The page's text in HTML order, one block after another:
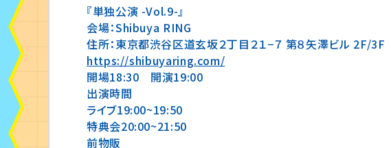
『単独公演 -Vol.9-』
会場：Shibuya RING
住所：東京都渋谷区道玄坂２丁目２１−７ 第８矢澤ビル 2F/3F
https://shibuyaring.com/
開場18:30 開演19:00
出演時間
ライブ19:00~19:50
特典会20:00~21:50
前物販